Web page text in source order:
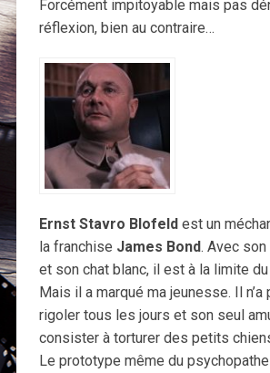
Forcément impitoyable mais pas
réflexion, bien au contraire…
Ernst Stavro Blofeld est un
la franchise James Bond. Avec
et son chat blanc, il est à la limite du
Mais il a marqué ma jeunesse. Il n’a
rigoler tous les jours et son seul
consister à torturer des petits
Le prototype même du